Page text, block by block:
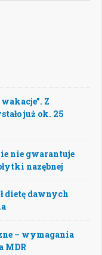
Z
już ok. 25
nie gwarantuje
nazębnej
dietę dawnych
– wymagania
MDR